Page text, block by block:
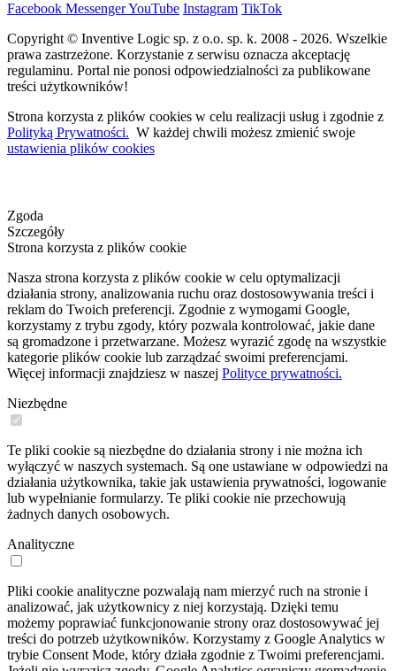
Facebook MessengerYouTube Instagram TikTok
Copyright © Inventive Logic sp. z o.o. sp. k. 2008 - 2026. Wszelkie
prawa zastrzeżone. Korzystanie z serwisu oznacza akceptację
regulaminu. Portal nie ponosi odpowiedzialności za publikowane
treści użytkowników!
Strona korzysta z plików cookies w celu realizacji usług i zgodnie z
Polityką Prywatności. W każdej chwili możesz zmienić swoje
ustawienia plików cookies
Zgoda
Szczegóły
Strona korzysta z plików cookie
Nasza strona korzysta z plików cookie w celu optymalizacji
działania strony, analizowania ruchu oraz dostosowywania treści i
reklam do Twoich preferencji. Zgodnie z wymogami Google,
korzystamy z trybu zgody, który pozwala kontrolować, jakie dane
są gromadzone i przetwarzane. Możesz wyrazić zgodę na wszystkie
kategorie plików cookie lub zarządzać swoimi preferencjami.
Więcej informacji znajdziesz w naszej Polityce prywatności.
Niezbędne
Te pliki cookie są niezbędne do działania strony i nie można ich
wyłączyć w naszych systemach. Są one ustawiane w odpowiedzi na
działania użytkownika, takie jak ustawienia prywatności, logowanie
lub wypełnianie formularzy. Te pliki cookie nie przechowują
żadnych danych osobowych.
Analityczne
Pliki cookie analityczne pozwalają nam mierzyć ruch na stronie i
analizować, jak użytkownicy z niej korzystają. Dzięki temu
możemy poprawiać funkcjonowanie strony oraz dostosowywać jej
treści do potrzeb użytkowników. Korzystamy z Google Analytics w
trybie Consent Mode, który działa zgodnie z Twoimi preferencjami.